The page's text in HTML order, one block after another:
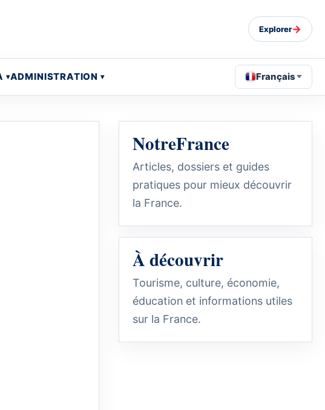
Explorer→
ADMINISTRATION Français
NotreFrance
Articles, dossiers et guides
pratiques pour mieux découvrir
la France.
À découvrir
Tourisme, culture, économie,
éducation et informations utiles
sur la France.